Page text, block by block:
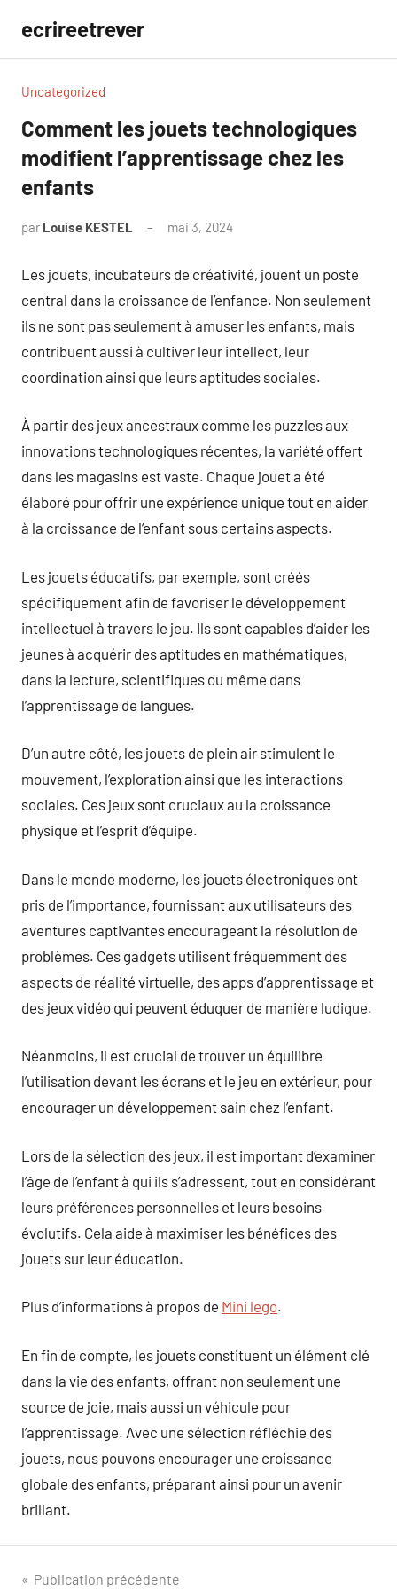
contenu
ecrireetrever
Uncategorized
Comment les jouets technologiques
modifient l’apprentissage chez les
enfants
par Louise KESTEL mai 3, 2024
Les jouets, incubateurs de créativité, jouent un poste
central dans la croissance de l’enfance. Non seulement
ils ne sont pas seulement à amuser les enfants, mais
contribuent aussi à cultiver leur intellect, leur
coordination ainsi que leurs aptitudes sociales.
À partir des jeux ancestraux comme les puzzles aux
innovations technologiques récentes, la variété offert
dans les magasins est vaste. Chaque jouet a été
élaboré pour offrir une expérience unique tout en aider
à la croissance de l’enfant sous certains aspects.
Les jouets éducatifs, par exemple, sont créés
spécifiquement afin de favoriser le développement
intellectuel à travers le jeu. Ils sont capables d’aider les
jeunes à acquérir des aptitudes en mathématiques,
dans la lecture, scientifiques ou même dans
l’apprentissage de langues.
D’un autre côté, les jouets de plein air stimulent le
mouvement, l’exploration ainsi que les interactions
sociales. Ces jeux sont cruciaux au la croissance
physique et l’esprit d’équipe.
Dans le monde moderne, les jouets électroniques ont
pris de l’importance, fournissant aux utilisateurs des
aventures captivantes encourageant la résolution de
problèmes. Ces gadgets utilisent fréquemment des
aspects de réalité virtuelle, des apps d’apprentissage et
des jeux vidéo qui peuvent éduquer de manière ludique.
Néanmoins, il est crucial de trouver un équilibre
l’utilisation devant les écrans et le jeu en extérieur, pour
encourager un développement sain chez l’enfant.
Lors de la sélection des jeux, il est important d’examiner
l’âge de l’enfant à qui ils s’adressent, tout en considérant
leurs préférences personnelles et leurs besoins
évolutifs. Cela aide à maximiser les bénéfices des
jouets sur leur éducation.
Plus d’informations à propos de Mini lego.
En fin de compte, les jouets constituent un élément clé
dans la vie des enfants, offrant non seulement une
source de joie, mais aussi un véhicule pour
l’apprentissage. Avec une sélection réfléchie des
jouets, nous pouvons encourager une croissance
globale des enfants, préparant ainsi pour un avenir
brillant.
Navigation
Publication précédente